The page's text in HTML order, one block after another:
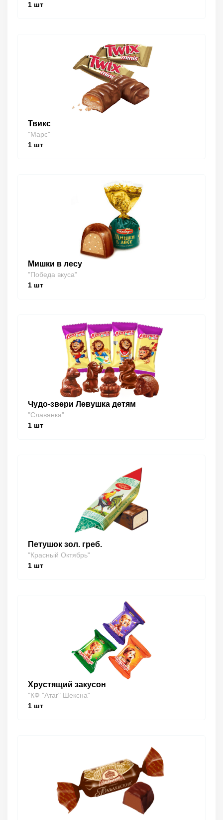
1 шт
Твикс
"Марс"
1 шт
Мишки в лесу
"Победа вкуса"
1 шт
Чудо-звери Левушка детям
"Славянка"
1 шт
Петушок зол. греб.
"Красный Октябрь"
1 шт
Хрустящий закусон
"КФ "Атаг" Шексна"
1 шт